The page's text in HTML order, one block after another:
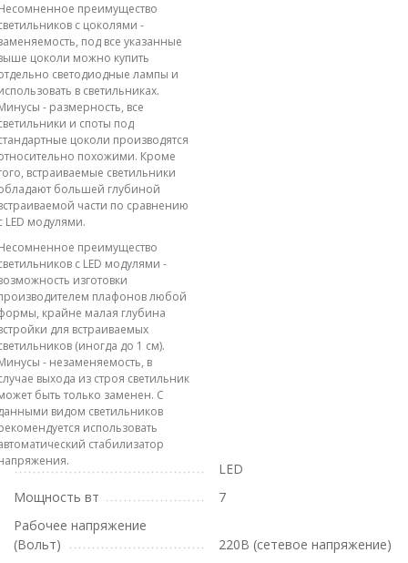
преимущество
с цоколями -
под все указанные
цоколи можно купить
светодиодные лампы и
в светильниках.
- размерность, все
и споты под
цоколи производятся
похожими. Кроме
встраиваемые светильники
большей глубиной
части по сравнению
LED модулями.
преимущество
с LED модулями -
изготовки
плафонов любой
крайне малая глубина
для встраиваемых
(иногда до 1 см).
- незаменяемость, в
выхода из строя светильник
быть только заменен. С
видом светильников
использовать
стабилизатор
LED
Мощность вт
7
Рабочее напряжение
(Вольт)
220В (сетевое напряжение)